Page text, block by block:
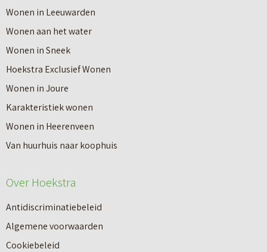
Wonen in Leeuwarden
Wonen aan het water
Wonen in Sneek
Hoekstra Exclusief Wonen
Wonen in Joure
Karakteristiek wonen
Wonen in Heerenveen
Van huurhuis naar koophuis
Over Hoekstra
Antidiscriminatiebeleid
Algemene voorwaarden
Cookiebeleid